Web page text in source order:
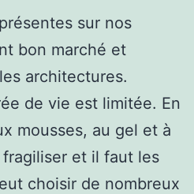
sur nos
bon marché et
architectures.
de vie est limitée. En
mousses, au gel et à
et il faut les
choisir de nombreux